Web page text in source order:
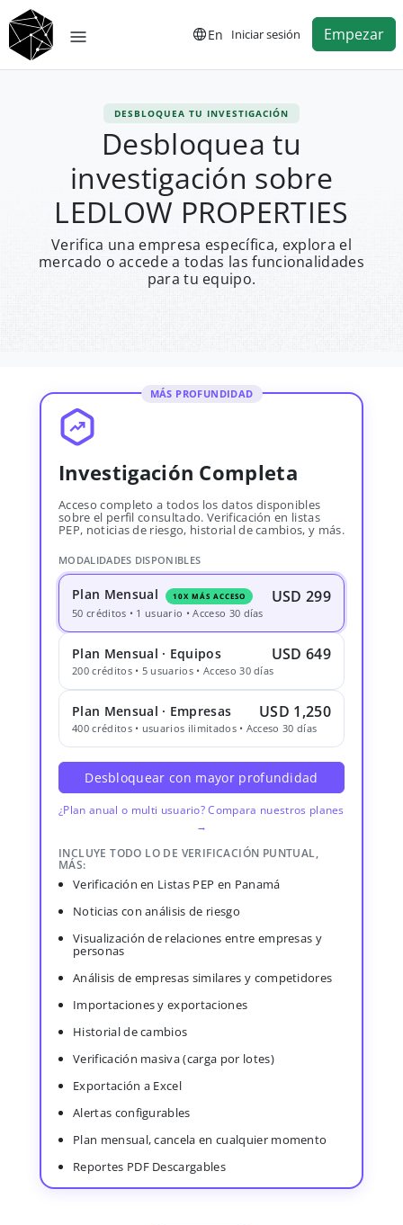
En Iniciar sesión Empezar
DESBLOQUEA TU INVESTIGACIÓN
Desbloquea tu
investigación sobre
LEDLOW PROPERTIES
Verifica una empresa específica, explora el
mercado o accede a todas las funcionalidades
para tu equipo.
MÁS PROFUNDIDAD
Investigación Completa
Acceso completo a todos los datos disponibles
sobre el perfil consultado. Verificación en listas
PEP, noticias de riesgo, historial de cambios, y más.
MODALIDADES DISPONIBLES
Plan Mensual 10X MÁS ACCESO USD 299
50 créditos • 1 usuario • Acceso 30 días
Plan Mensual · Equipos USD 649
200 créditos • 5 usuarios • Acceso 30 días
Plan Mensual · Empresas USD 1,250
400 créditos • usuarios ilimitados • Acceso 30 días
Desbloquear con mayor profundidad
¿Plan anual o multi usuario? Compara nuestros planes
→
INCLUYE TODO LO DE VERIFICACIÓN PUNTUAL,
MÁS:
Verificación en Listas PEP en Panamá
Noticias con análisis de riesgo
Visualización de relaciones entre empresas y
personas
Análisis de empresas similares y competidores
Importaciones y exportaciones
Historial de cambios
Verificación masiva (carga por lotes)
Exportación a Excel
Alertas configurables
Plan mensual, cancela en cualquier momento
Reportes PDF Descargables